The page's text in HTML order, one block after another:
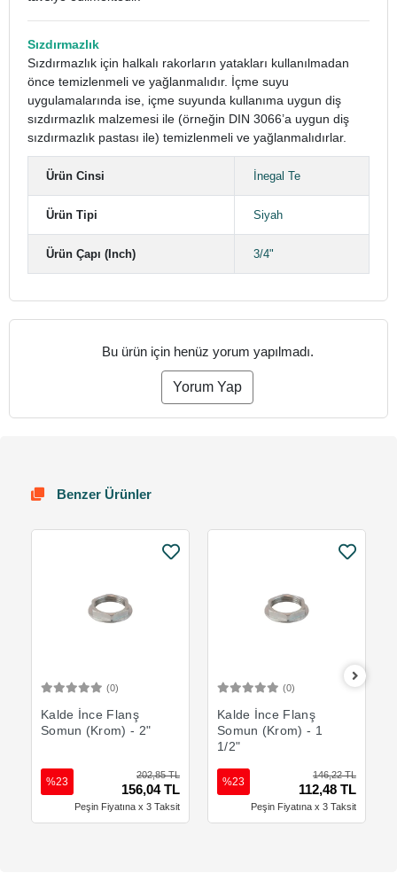
Sızdırmazlık
Sızdırmazlık için halkalı rakorların yatakları kullanılmadan
önce temizlenmeli ve yağlanmalıdır. İçme suyu
uygulamalarında ise, içme suyunda kullanıma uygun diş
sızdırmazlık malzemesi ile (örneğin DIN 3066’a uygun diş
sızdırmazlık pastası ile) temizlenmeli ve yağlanmalıdırlar.
Ürün Cinsi İnegal Te
Ürün Tipi Siyah
Ürün Çapı (Inch) 3/4"
Bu ürün için henüz yorum yapılmadı.
Yorum Yap
Benzer Ürünler
(0)
Kalde İnce Flanş
Somun (Krom) - 2"
202,85 TL
156,04 TL
%23
Peşin Fiyatına x 3 Taksit
(0)
Kalde İnce Flanş
Somun (Krom) - 1
1/2"
146,22 TL
112,48 TL
%23
Peşin Fiyatına x 3 Taksit